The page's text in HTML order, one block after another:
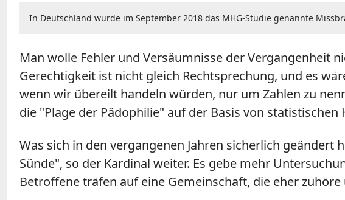
In Deutschland wurde im September 2018 das MHG-Studie genannte
Man wolle Fehler und Versäumnisse der Vergangenheit
Gerechtigkeit ist nicht gleich Rechtsprechung, und es
wenn wir übereilt handeln würden, nur um Zahlen zu
die "Plage der Pädophilie" auf der Basis von
Was sich in den vergangenen Jahren sicherlich geändert
Sünde", so der Kardinal weiter. Es gebe mehr
Betroffene träfen auf eine Gemeinschaft, die eher zuhöre